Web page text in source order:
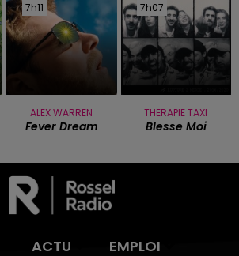
7h11
7h11
ALEX WARREN
Fever Dream
7h07
7h07
THERAPIE TAXI
Blesse Moi
ACTU EMPLOI